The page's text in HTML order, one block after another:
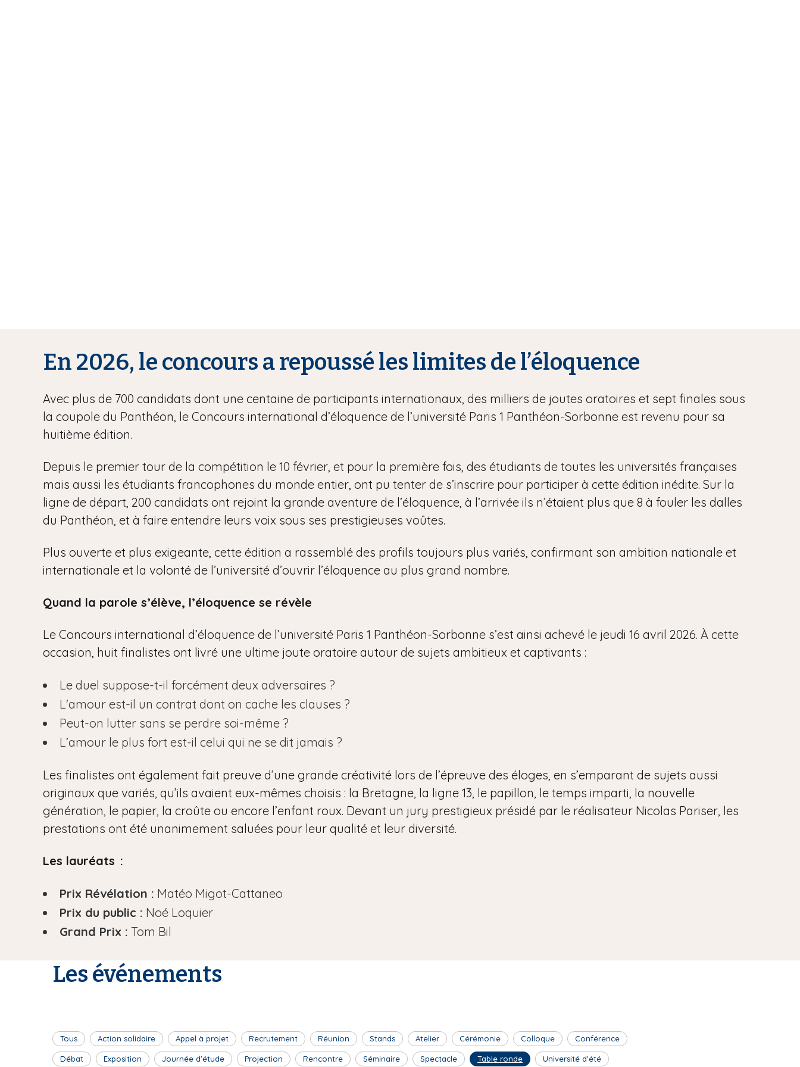
En 2026, le concours a repoussé les limites de l’éloquence
Avec plus de 700 candidats dont une centaine de participants internationaux, des milliers de joutes oratoires et sept finales sous
la coupole du Panthéon, le Concours international d’éloquence de l’université Paris 1 Panthéon-Sorbonne est revenu pour sa
huitième édition.
Depuis le premier tour de la compétition le 10 février, et pour la première fois, des étudiants de toutes les universités françaises
mais aussi les étudiants francophones du monde entier, ont pu tenter de s’inscrire pour participer à cette édition inédite. Sur la
ligne de départ, 200 candidats ont rejoint la grande aventure de l’éloquence, à l’arrivée ils n’étaient plus que 8 à fouler les dalles
du Panthéon, et à faire entendre leurs voix sous ses prestigieuses voûtes.
Plus ouverte et plus exigeante, cette édition a rassemblé des profils toujours plus variés, confirmant son ambition nationale et
internationale et la volonté de l’université d’ouvrir l’éloquence au plus grand nombre.
Quand la parole s’élève, l’éloquence se révèle
Le Concours international d’éloquence de l’université Paris 1 Panthéon-Sorbonne s’est ainsi achevé le jeudi 16 avril 2026. À cette
occasion, huit finalistes ont livré une ultime joute oratoire autour de sujets ambitieux et captivants :
Le duel suppose-t-il forcément deux adversaires ?
L'amour est-il un contrat dont on cache les clauses ?
Peut-on lutter sans se perdre soi-même ?
L’amour le plus fort est-il celui qui ne se dit jamais ?
Les finalistes ont également fait preuve d’une grande créativité lors de l’épreuve des éloges, en s’emparant de sujets aussi
originaux que variés, qu’ils avaient eux-mêmes choisis : la Bretagne, la ligne 13, le papillon, le temps imparti, la nouvelle
génération, le papier, la croûte ou encore l’enfant roux. Devant un jury prestigieux présidé par le réalisateur Nicolas Pariser, les
prestations ont été unanimement saluées pour leur qualité et leur diversité.
Les lauréats :
Prix Révélation : Matéo Migot-Cattaneo
Prix du public : Noé Loquier
Grand Prix : Tom Bil
Les événements
Tous Action solidaire Appel à projet Recrutement Réunion Stands Atelier Cérémonie Colloque Conférence
Débat Exposition Journée d'étude Projection Rencontre Séminaire Spectacle Table ronde Université d'été